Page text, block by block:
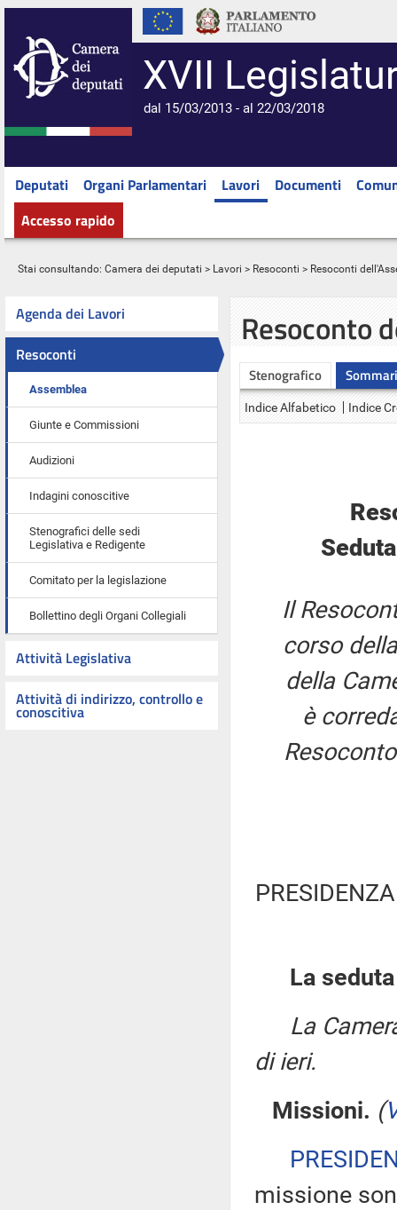
XVII
dal 15/03/2013 - al 22/03/2018
Deputati Organi Parlamentari Lavori Documenti
Accesso rapido
Stai consultando: Camera dei deputati > Lavori > Resoconti > Resoconti
Agenda dei Lavori
Resoconti
Assemblea
Giunte e Commissioni
Audizioni
Indagini conoscitive
Stenografici delle sedi
Legislativa e Redigente
Comitato per la legislazione
Bollettino degli Organi Collegiali
Attività Legislativa
Attività di indirizzo, controllo e
conoscitiva
Resoconto
Stenografico
Indice Alfabetico Indice
Il
corso
della
è
La
La
di ieri.
Missioni. (
missione